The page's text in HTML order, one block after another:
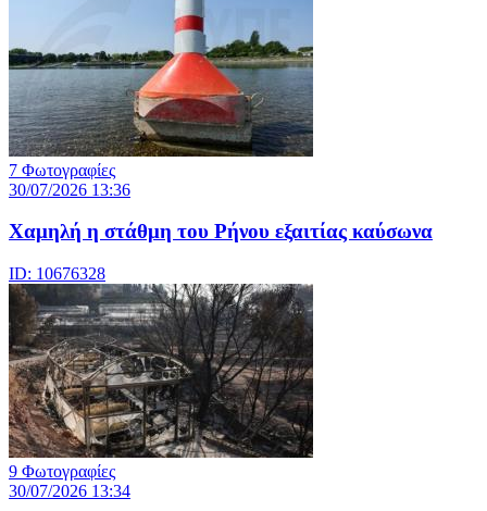
7 Φωτογραφίες
30/07/2026 13:36
Χαμηλή η στάθμη του Ρήνου εξαιτίας καύσωνα
ID: 10676328
9 Φωτογραφίες
30/07/2026 13:34